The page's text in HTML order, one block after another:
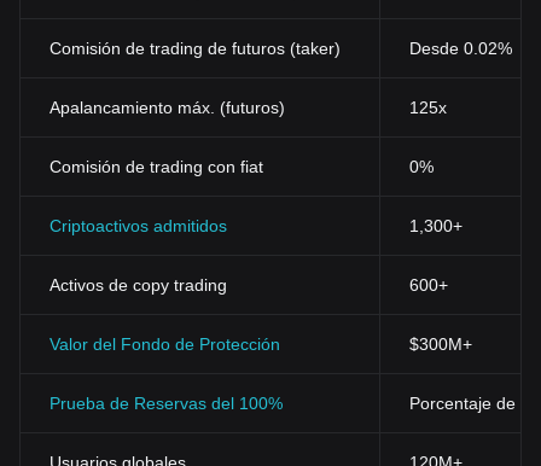
Comisión de trading de futuros (taker) Desde 0.02%
Apalancamiento máx. (futuros) 125x
Comisión de trading con fiat 0%
Criptoactivos admitidos 1,300+
Activos de copy trading 600+
Valor del Fondo de Protección $300M+
Prueba de Reservas del 100% Porcentaje de